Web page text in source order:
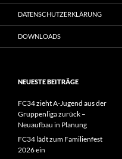
DATENSCHUTZERKLÄRUNG
DOWNLOADS
NEUESTE BEITRÄGE
FC34 zieht A-Jugend aus der
Gruppenliga zurück –
Neuaufbau in Planung
FC34 lädt zum Familienfest
2026 ein